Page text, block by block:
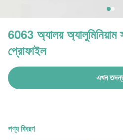
6063 অ্যালয় অ্যালুমিনিয়াম
প্রোফাইল
এখন
পণ্য বিবরণ